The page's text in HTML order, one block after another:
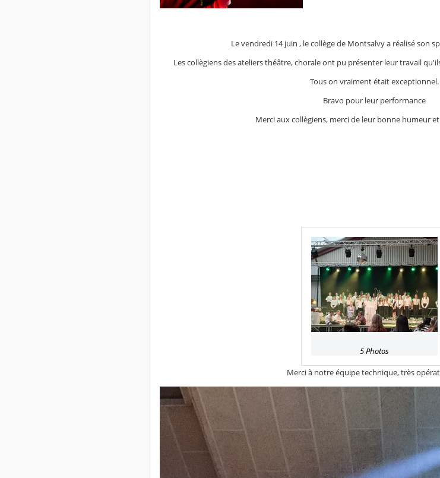
Le vendredi 14 juin , le collège de Montsalvy a réalisé son
Les collègiens des ateliers théâtre, chorale ont pu présenter leur travail
Tous on vraiment était exceptionnel.
Bravo pour leur performance
Merci aux collègiens, merci de leur bonne humeur
5 Photos
Merci à notre équipe technique, très